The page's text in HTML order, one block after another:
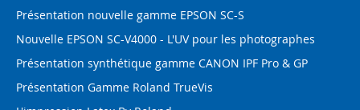
Présentation nouvelle gamme EPSON SC-S
Nouvelle EPSON SC-V4000 - L'UV pour les photographes
Présentation synthétique gamme CANON IPF Pro & GP
Présentation Gamme Roland TrueVis